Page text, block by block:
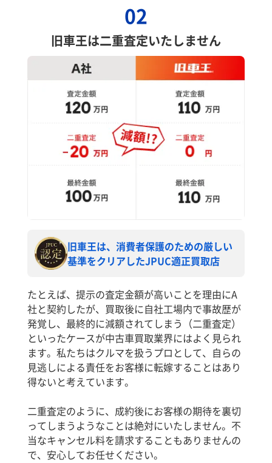
02
旧車王は二重査定いたしません
旧車王は、消費者保護のための厳しい
基準をクリアしたJPUC適正買取店
たとえば、提示の査定金額が高いことを理由にA
社と契約したが、買取後に自社工場内で事故歴が
発覚し、最終的に減額されてしまう（二重査定）
といったケースが中古車買取業界にはよく見られ
ます。私たちはクルマを扱うプロとして、自らの
見逃しによる責任をお客様に転嫁することはあり
得ないと考えています。
二重査定のように、成約後にお客様の期待を裏切
ってしまうようなことは絶対にいたしません。不
当なキャンセル料を請求することもありませんの
で、安心してお任せください。